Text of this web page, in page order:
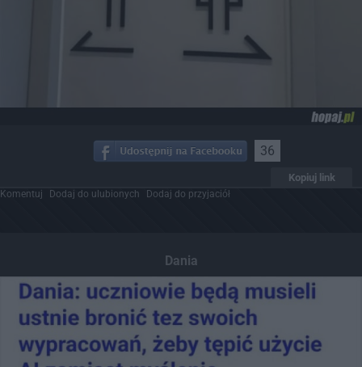
36
Kopiuj link
Komentuj Dodaj do ulubionych Dodaj do przyjaciół
Dania